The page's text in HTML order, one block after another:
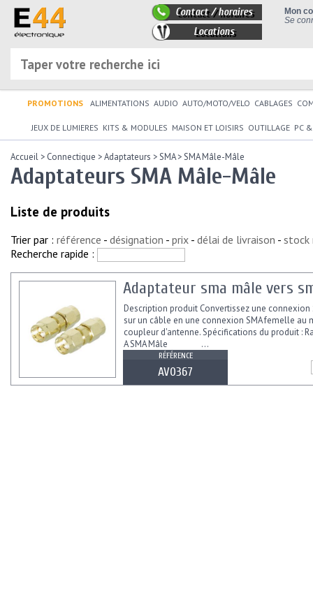
Mon
Se
Contact / horaires
Locations
PROMOTIONS ALIMENTATIONS AUDIO AUTO/MOTO/VELO CABLAGES
JEUX DE LUMIERES KITS & MODULES MAISON ET LOISIRS OUTILLAGE PC
Accueil > Connectique >Adaptateurs >SMA>SMA Mâle-Mâle
Adaptateurs SMA Mâle-Mâle
Liste de produits
Trier par : référence - désignation - prix - délai de livraison - stock
Recherche rapide :
Adaptateur sma mâle vers
Description produit Convertissez une connexion
sur un câble en une connexion SMA femelle au
coupleur d'antenne. Spécifications du produit :
A SMA Mâle ...
RÉFÉRENCE
AV0367